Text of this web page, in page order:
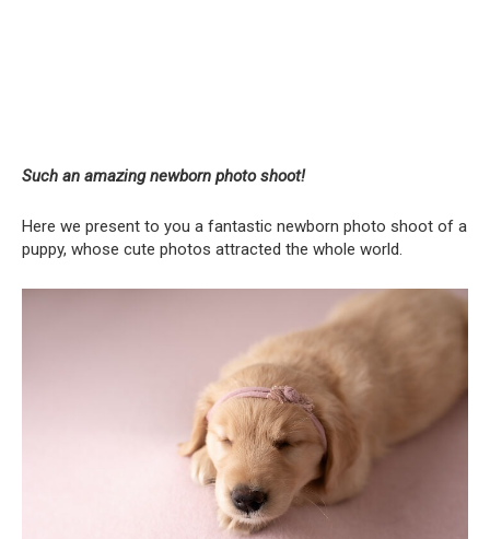
Such an amazing newborn photo shoot!
Here we present to you a fantastic newborn photo shoot of a
puppy, whose cute photos attracted the whole world.